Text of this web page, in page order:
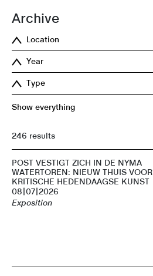
Archive
Location
Year
Type
Show everything
246 results
POST VESTIGT ZICH IN DE NYMA
WATERTOREN: NIEUW THUIS VOOR
KRITISCHE HEDENDAAGSE KUNST
08|07|2026
Exposition